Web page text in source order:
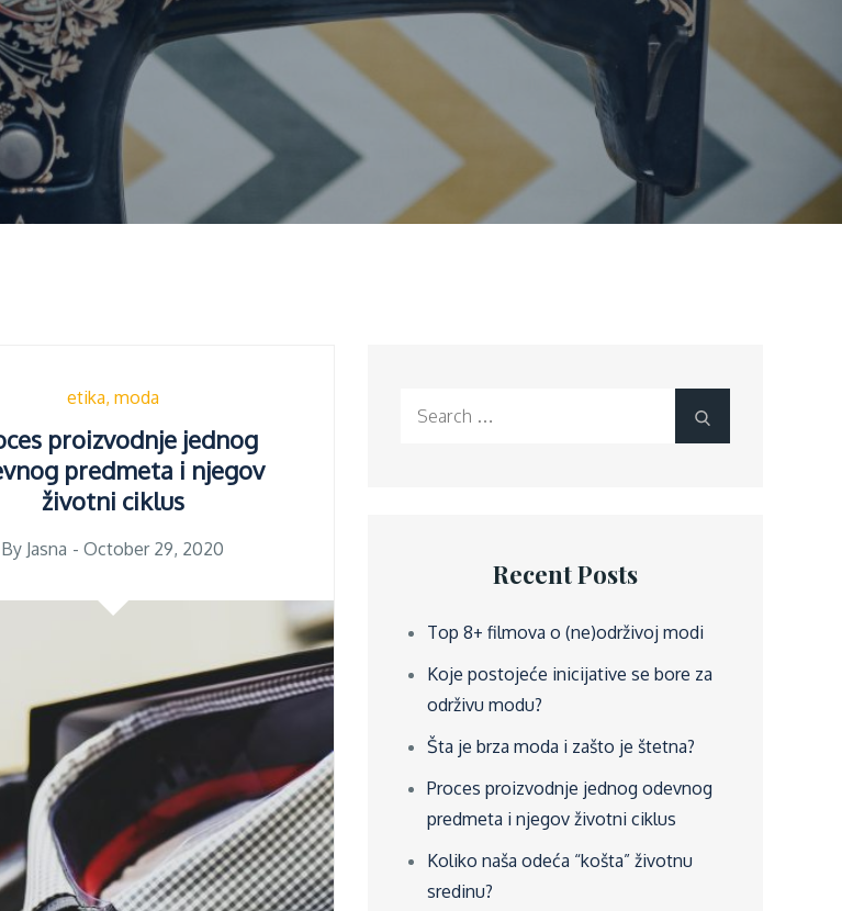
etika moda
proizvodnje jednog
predmeta i njegov
životni ciklus
By Jasna
Posted
October 29, 2020
Recent Posts
Top 8+ filmova o (ne)održivoj modi
Koje postojeće inicijative se bore za
održivu modu?
Šta je brza moda i zašto je štetna?
Proces proizvodnje jednog odevnog
predmeta i njegov životni ciklus
Koliko naša odeća “košta” životnu
sredinu?